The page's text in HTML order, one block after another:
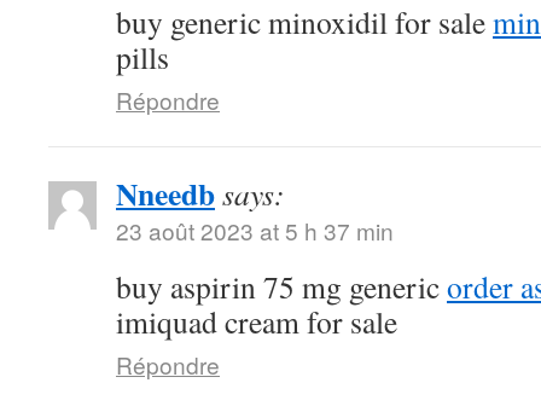
buy generic minoxidil for sale
pills
Répondre
Nneedbsays:
23 août 2023 at 5 h 37 min
buy aspirin 75 mg genericorder
imiquad cream for sale
Répondre